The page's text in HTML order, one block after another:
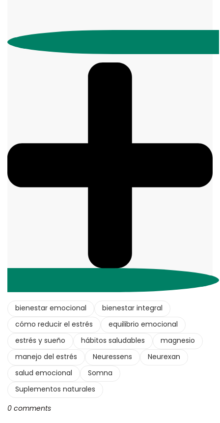
bienestar emocional
bienestar integral
cómo reducir el estrés
equilibrio emocional
estrés y sueño
hábitos saludables
magnesio
manejo del estrés
Neuressens
Neurexan
salud emocional
Somna
Suplementos naturales
0 comments